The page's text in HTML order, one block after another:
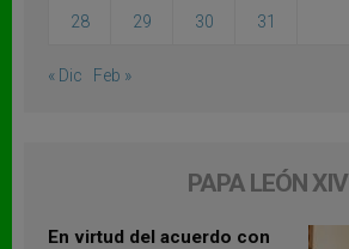
28 29 30 31
« Dic Feb »
PAPA LEÓN XIV
En virtud del acuerdo con